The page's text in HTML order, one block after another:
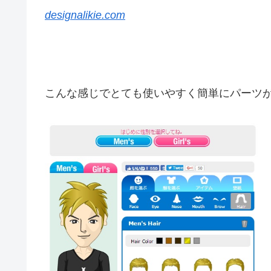
designalikie.com
こんな感じでとても使いやすく簡単にパーツ